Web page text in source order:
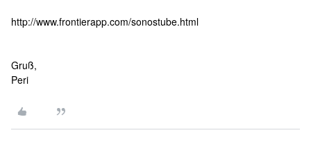
http://www.frontierapp.com/sonostube.html
Gruß,
Peri